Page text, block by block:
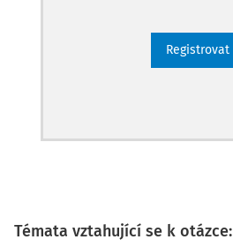
Registrovat
Témata vztahující se k otázce: